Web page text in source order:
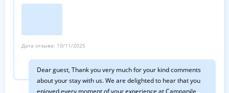
Дата отзыва: 10/11/2025
Dear guest, Thank you very much for your kind comments
about your stay with us. We are delighted to hear that you
enjoyed every moment of your experience at Campanile